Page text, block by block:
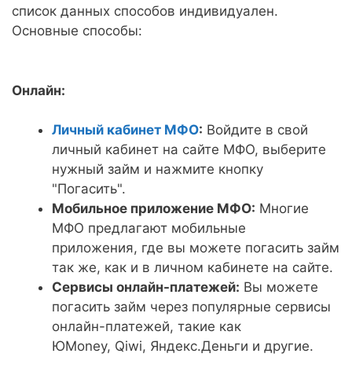
список данных способов индивидуален.
Основные способы:
Онлайн:
Личный кабинет МФО: Войдите в свой
личный кабинет на сайте МФО, выберите
нужный займ и нажмите кнопку
"Погасить".
Мобильное приложение МФО: Многие
МФО предлагают мобильные
приложения, где вы можете погасить займ
так же, как и в личном кабинете на сайте.
Сервисы онлайн-платежей: Вы можете
погасить займ через популярные сервисы
онлайн-платежей, такие как
ЮMoney, Qiwi, Яндекс.Деньги и другие.